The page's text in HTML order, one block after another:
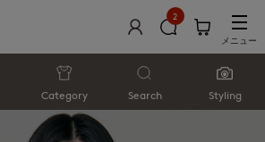
2
メニュー
Category Search Styling